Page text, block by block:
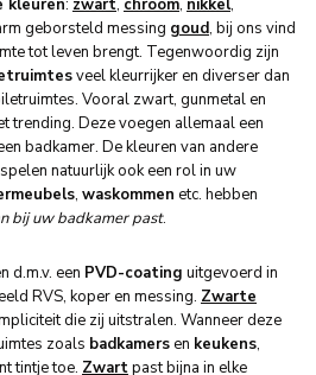
kleuren: zwart, chroom, nikkel,
geborsteld messing goud, bij ons vind
tot leven brengt. Tegenwoordig zijn
veel kleurrijker en diverser dan
Vooral zwart, gunmetal en
trending. Deze voegen allemaal een
badkamer. De kleuren van andere
natuurlijk ook een rol in uw
, waskommen etc. hebben
bij uw badkamer past.
d.m.v. een PVD-coating uitgevoerd in
RVS, koper en messing. Zwarte
die zij uitstralen. Wanneer deze
zoals badkamersen keukens,
tintje toe. Zwartpast bijna in elke